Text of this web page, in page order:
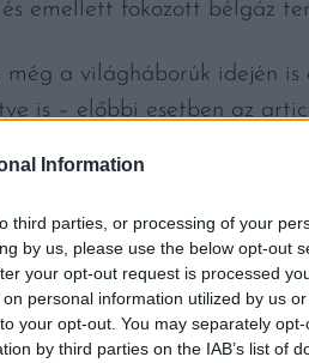
Information
third parties, or processing of your
by us, please use the below opt-out
your opt-out request is processed
personal information utilized by us
your opt-out. You may separately
by third parties on the IAB’s list of
emellett fokozott bélgáz
a világháborúk idején is
is – előbbi esetben az
ra emlékeztet. Az
Kinézetre viszont
salátát, pürét,
előtt a krumplihoz